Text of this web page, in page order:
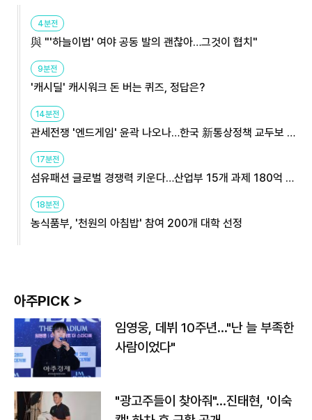
4분전
與 "'하늘이법' 여야 공동 발의 괜찮아…그것이 협치"
9분전
'캐시딜' 캐시워크 돈 버는 퀴즈, 정답은?
14분전
관세전쟁 '엔드게임' 윤곽 나오나…한국 新통상정책 교두보 활
17분전
섬유패션 글로벌 경쟁력 키운다…산업부 15개 과제 180억 지
18분전
농식품부, '천원의 아침밥' 참여 200개 대학 선정
아주PICK >
임영웅, 데뷔 10주년…"난 늘 부족한
사람이었다"
"광고주들이 찾아줘"…진태현, '이숙